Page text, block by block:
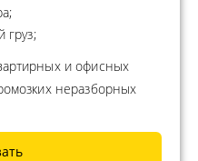
груз;
и офисных
неразборных